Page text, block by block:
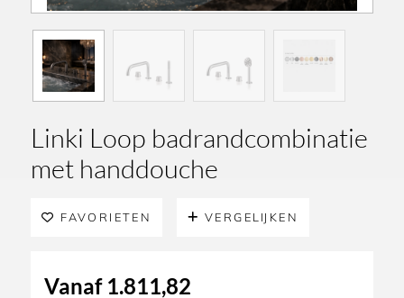
Linki Loop badrandcombinatie
met handdouche
FAVORIETEN VERGELIJKEN
Vanaf 1.811,82